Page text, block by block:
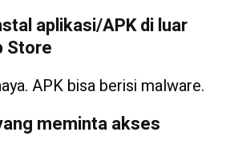
aplikasi/APK di luar
Store
APK bisa berisi malware.
meminta akses